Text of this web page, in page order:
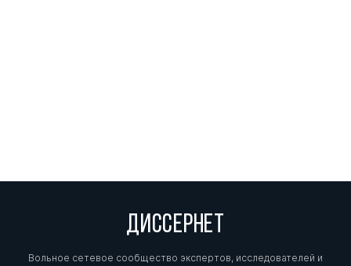
ДИССЕРНЕТ
Вольное сетевое сообщество экспертов, исследователей и